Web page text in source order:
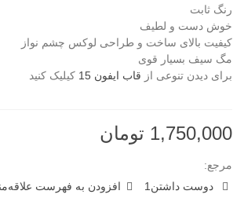
رنگ ثابت
خوش دست و لطیف
کیفیت بالای ساخت و طراحی لوکس چشم نواز
مگ سیف بسیار قوی
برای دیدن تنوعی از قاب ایفون 15 کیلیک کنید
1,750,000 تومان
مرجع:
دوست داشتن 1 افزودن به فهرست